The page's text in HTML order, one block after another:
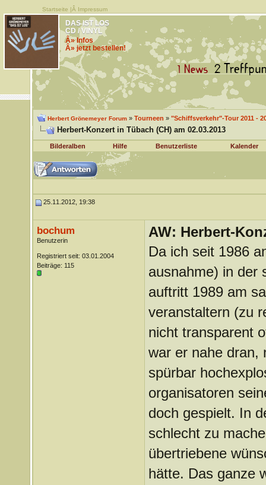
Startseite |Â Impressum
DAS IST LOS
CD / VINYL
Â» Infos
Â» jetzt bestellen!
Herbert Grönemeyer Forum» Tourneen » "Schiffsverkehr"-Tour 2011 -
Herbert-Konzert in Tübach (CH) am 02.03.2013
Bilderalben Hilfe Benutzerliste Kalender
25.11.2012, 19:38
bochum
Benutzerin
Registriert seit: 03.01.2004
Beiträge: 115
AW: Herbert-
Da ich seit 1986
ausnahme) in der
auftritt 1989 am
veranstaltern (zu
nicht transparent
war er nahe dran,
spürbar
organisatoren
doch gespielt. In
schlecht zu
übertriebene
hätte. Das ganze